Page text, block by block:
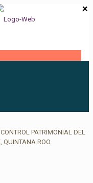
PATRIMONIAL DEL
QUINTANA ROO.
×